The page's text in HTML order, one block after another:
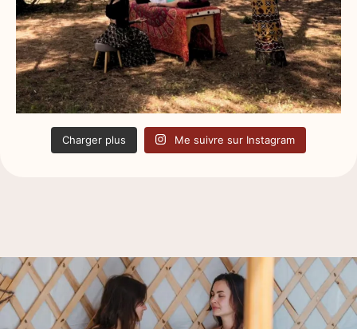
Charger plus Me suivre sur Instagram